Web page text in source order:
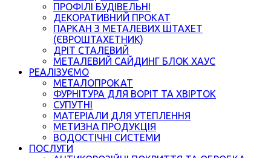
ПРОФІЛІ БУДІВЕЛЬНІ
ДЕКОРАТИВНИЙ ПРОКАТ
ПАРКАН З МЕТАЛЕВИХ ШТАХЕТ
(ЄВРОШТАХЕТНИК)
ДРІТ СТАЛЕВИЙ
МЕТАЛЕВИЙ САЙДИНГ БЛОК ХАУС
РЕАЛІЗУЄМО
МЕТАЛОПРОКАТ
ФУРНІТУРА ДЛЯ ВОРІТ ТА ХВІРТОК
СУПУТНІ
МАТЕРІАЛИ ДЛЯ УТЕПЛЕННЯ
МЕТИЗНА ПРОДУКЦІЯ
ВОДОСТІЧНІ СИСТЕМИ
ПОСЛУГИ